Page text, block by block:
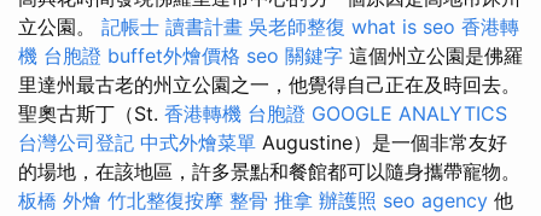
立公園。 記帳士 讀書計畫 吳老師整復 what is seo 香港轉
機 台胞證 buffet外燴價格 seo 關鍵字 這個州立公園是佛羅
里達州最古老的州立公園之一，他覺得自己正在及時回去。
聖奧古斯丁（St. 香港轉機 台胞證 GOOGLE ANALYTICS
台灣公司登記 中式外燴菜單 Augustine）是一個非常友好
的場地，在該地區，許多景點和餐館都可以隨身攜帶寵物。
板橋 外燴 竹北整復按摩 整骨 推拿 辦護照 seo agency 他